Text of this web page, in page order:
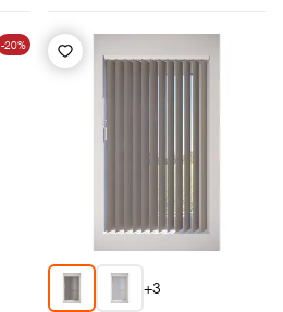
-20%
+3